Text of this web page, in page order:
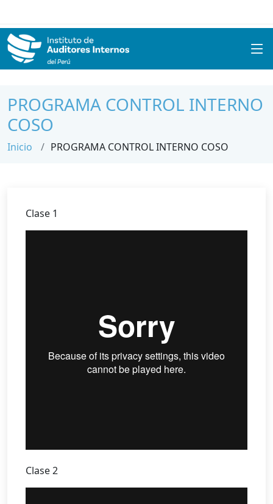
PROGRAMA CONTROL INTERNO
COSO
Inicio PROGRAMA CONTROL INTERNO COSO
Clase 1
Clase 2